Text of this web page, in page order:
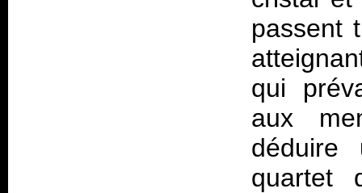
passent
qui
aux
déduire
quartet